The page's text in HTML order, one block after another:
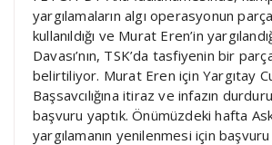
yargılamaların algı operasyonun
kullanıldığı ve Murat Eren’in
Davası’nın, TSK’da tasfiyenin bir
belirtiliyor. Murat Eren için Yargıtay
Başsavcılığına itiraz ve infazın
başvuru yaptık. Önümüzdeki hafta
yargılamanın yenilenmesi için başvuru